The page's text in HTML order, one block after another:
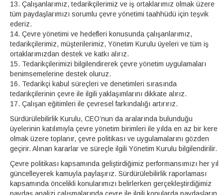
13. Çalışanlarımız, tedarikçilerimiz ve iş ortaklarımız olmak üzere
tüm paydaşlarımızı sorumlu çevre yönetimi taahhüdü için teşvik
ederiz.
14. Çevre yönetimi ve hedefleri konusunda çalışanlarımız,
tedarikçilerimiz, müşterilerimiz, Yönetim Kurulu üyeleri ve tüm iş
ortaklarımızdan destek ve katkı alırız.
15. Tedarikçilerimizi bilgilendirerek çevre yönetim uygulamaları
benimsemelerine destek oluruz.
16. Tedarikçi kabul süreçleri ve denetimleri sırasında
tedarikçilerinin çevre ile ilgili yaklaşımlarını dikkate alırız.
17. Çalışan eğitimleri ile çevresel farkındalığı artırırız.
Sürdürülebilirlik Kurulu, CEO’nun da aralarında bulunduğu
üyelerinin katılımıyla çevre yönetim birimleri ile yılda en az bir kere
olmak üzere toplanır, çevre politikası ve uygulamalarını gözden
geçirir. Alınan kararlar ve süreçle ilgili Yönetim Kurulu bilgilendirilir.
Çevre politikası kapsamında geliştirdiğimiz performansımızı her yıl
güncelleyerek kamuyla paylaşırız. Sürdürülebilirlik raporlaması
kapsamında öncelikli konularımızı belirlerken gerçekleştirdiğimiz